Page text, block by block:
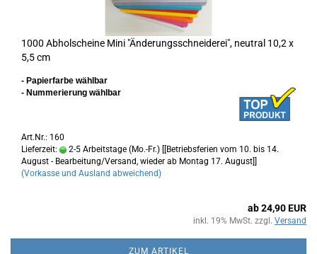
1000 Abholscheine Mini "Änderungsschneiderei", neutral 10,2 x
5,5 cm
- Papierfarbe wählbar
- Nummerierung wählbar
Art.Nr.: 160
Lieferzeit:
2-5 Arbeitstage (Mo.-Fr.) [[Betriebsferien vom 10. bis 14.
August - Bearbeitung/Versand, wieder ab Montag 17. August]]
(Vorkasse und Ausland abweichend)
ab 24,90 EUR
inkl. 19% MwSt. zzgl. Versand
ZUM ARTIKEL